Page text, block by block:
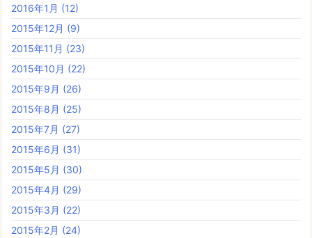
2016年1月 (12)
2015年12月 (9)
2015年11月 (23)
2015年10月 (22)
2015年9月 (26)
2015年8月 (25)
2015年7月 (27)
2015年6月 (31)
2015年5月 (30)
2015年4月 (29)
2015年3月 (22)
2015年2月 (24)